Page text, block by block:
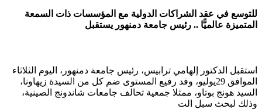
للتوسع في عقد الشراكات الدولية مع المؤسسات ذات السمعة
المتميزة عالميًّا .. رئيس جامعة دمنهور يستقبل
استقبل الدكتور إلهامي ترابيس، رئيس جامعة دمنهور، اليوم الثلاثاء
الموافق 29يوليو، وفد رفيع المستوى ضم كل من السيدة زيهاونا،
السيد هونج بوتاو، ممثلا جمعية تحالف جامعات شاندونج الصينية،
وذلك لبحث سبل الت